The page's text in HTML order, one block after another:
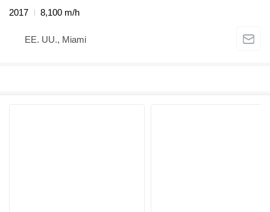
2017
8,100 m/h
EE. UU., Miami